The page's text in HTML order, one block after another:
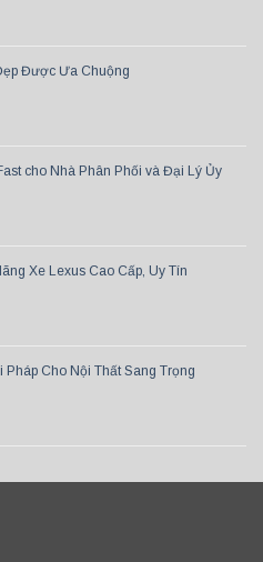
Được Ưa Chuộng
cho Nhà Phân Phối và Đại Lý Ủy
Xe Lexus Cao Cấp, Uy Tín
Pháp Cho Nội Thất Sang Trọng